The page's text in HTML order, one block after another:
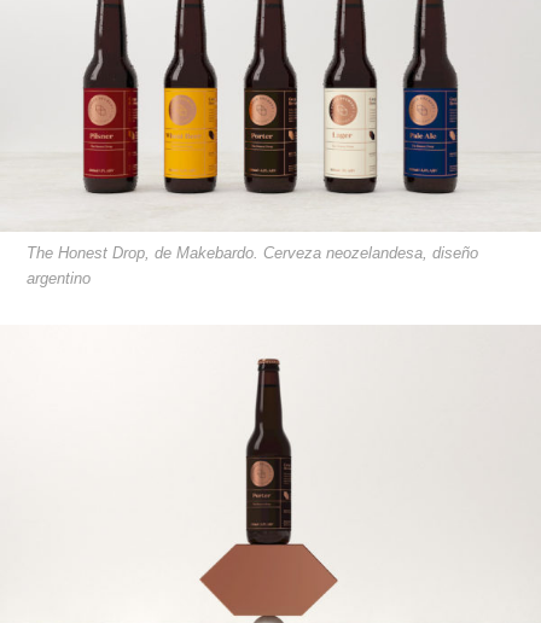
The Honest Drop, de Makebardo. Cerveza neozelandesa, diseño
argentino